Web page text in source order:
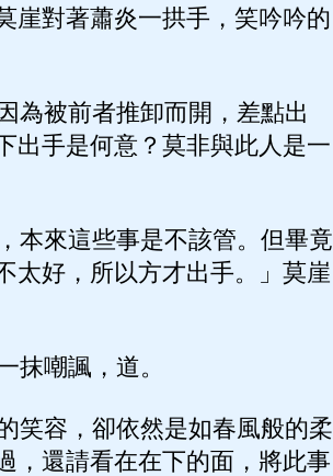
崖對著蕭炎一拱手，笑吟吟的
為被前者推卸而開，差點出
出手是何意？莫非與此人是一
本來這些事是不該管。但畢竟
太好，所以方才出手。」莫崖
嘲諷，道。
笑容，卻依然是如春風般的柔
，還請看在在下的面，將此事